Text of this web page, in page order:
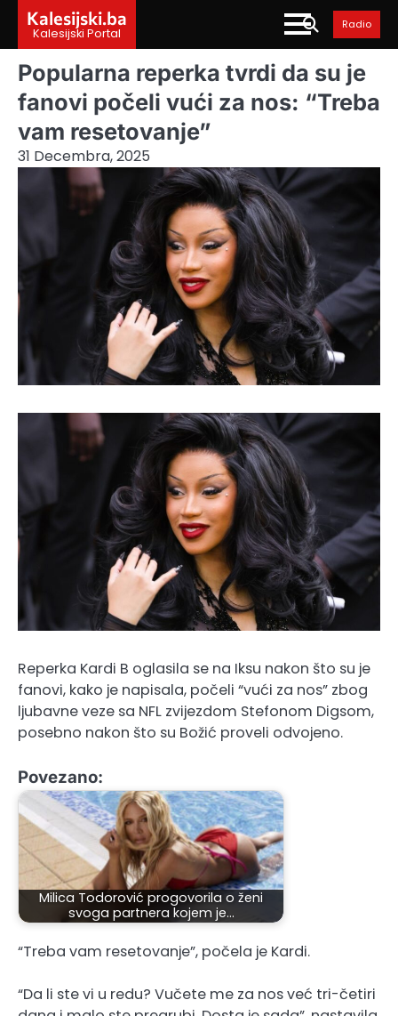
content
Kalesijski.ba
Kalesijski Portal
Radio
Popularna reperka tvrdi da su je
fanovi počeli vući za nos: “Treba
vam resetovanje”
31 Decembra, 2025
​Reperka Kardi B oglasila se na Iksu nakon što su je
fanovi, kako je napisala, počeli “vući za nos” zbog
ljubavne veze sa NFL zvijezdom Stefonom Digsom,
posebno nakon što su Božić proveli odvojeno.
Povezano:
Milica Todorović progovorila o ženi
svoga partnera kojem je…
“Treba vam resetovanje”, počela je Kardi.
“Da li ste vi u redu? Vučete me za nos već tri-četiri